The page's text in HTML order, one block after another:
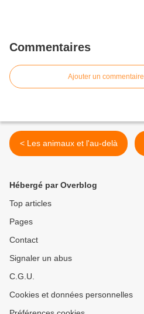
Commentaires
Ajouter un commentaire
< Les animaux et l'au-delà
Hébergé par Overblog
Top articles
Pages
Contact
Signaler un abus
C.G.U.
Cookies et données personnelles